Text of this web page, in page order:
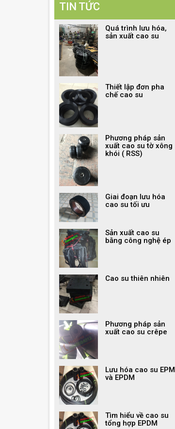
TIN TỨC
Quá trình lưu hóa,
sản xuất cao su
Thiết lập đơn pha
chế cao su
Phương pháp sản
xuất cao su tờ xông
khói ( RSS)
Giai đoạn lưu hóa
cao su tối ưu
Sản xuất cao su
bằng công nghệ ép
Cao su thiên nhiên
Phương pháp sản
xuất cao su crêpe
Lưu hóa cao su EPM
và EPDM
Tìm hiểu về cao su
tổng hợp EPDM